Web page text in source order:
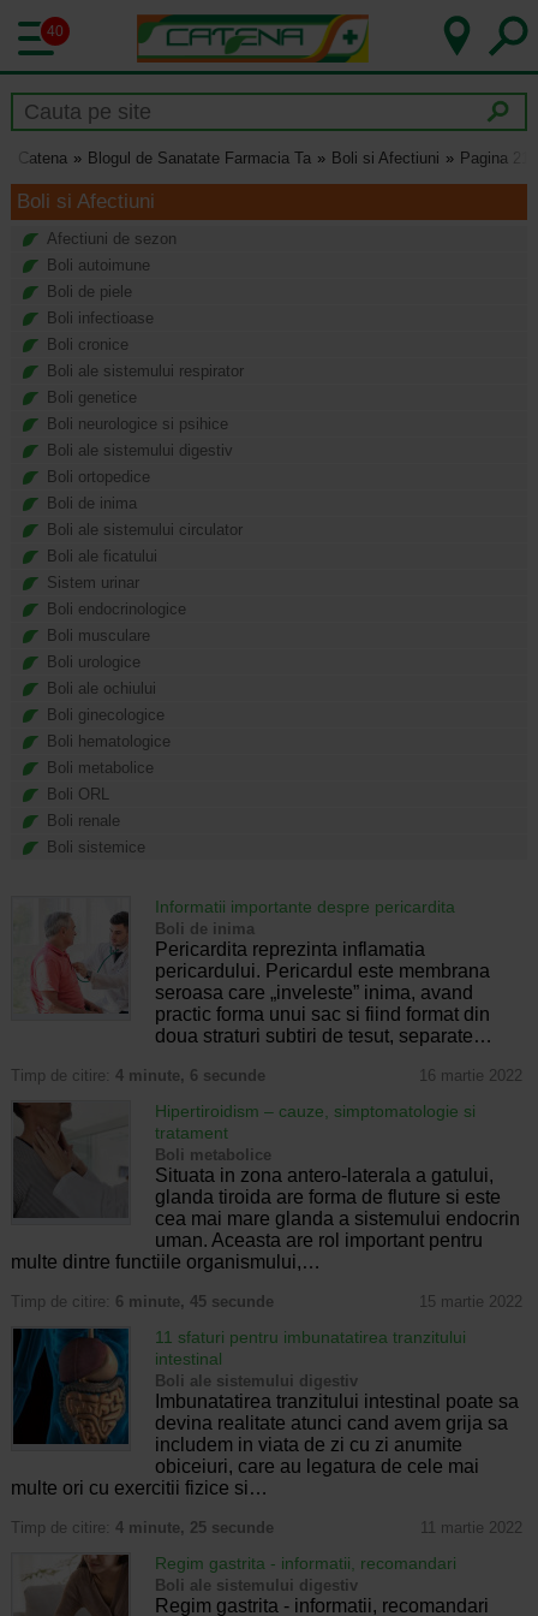
40
Catena Blogul de Sanatate Farmacia Ta Boli si Afectiuni Pagina 212
Boli si Afectiuni
Afectiuni de sezon
Boli autoimune
Boli de piele
Boli infectioase
Boli cronice
Boli ale sistemului respirator
Boli genetice
Boli neurologice si psihice
Boli ale sistemului digestiv
Boli ortopedice
Boli de inima
Boli ale sistemului circulator
Boli ale ficatului
Sistem urinar
Boli endocrinologice
Boli musculare
Boli urologice
Boli ale ochiului
Boli ginecologice
Boli hematologice
Boli metabolice
Boli ORL
Boli renale
Boli sistemice
Informatii importante despre pericardita
Boli de inima
Pericardita reprezinta inflamatia
pericardului. Pericardul este membrana
seroasa care „inveleste” inima, avand
practic forma unui sac si fiind format din
doua straturi subtiri de tesut, separate…
Timp de citire: 4 minute, 6 secunde 16 martie 2022
Hipertiroidism – cauze, simptomatologie si
tratament
Boli metabolice
Situata in zona antero-laterala a gatului,
glanda tiroida are forma de fluture si este
cea mai mare glanda a sistemului endocrin
uman. Aceasta are rol important pentru
multe dintre functiile organismului,…
Timp de citire: 6 minute, 45 secunde 15 martie 2022
11 sfaturi pentru imbunatatirea tranzitului
intestinal
Boli ale sistemului digestiv
Imbunatatirea tranzitului intestinal poate sa
devina realitate atunci cand avem grija sa
includem in viata de zi cu zi anumite
obiceiuri, care au legatura de cele mai
multe ori cu exercitii fizice si…
Timp de citire: 4 minute, 25 secunde 11 martie 2022
Regim gastrita - informatii, recomandari
Boli ale sistemului digestiv
Regim gastrita - informatii, recomandari